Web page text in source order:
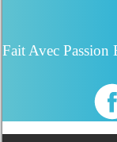
Fait Avec